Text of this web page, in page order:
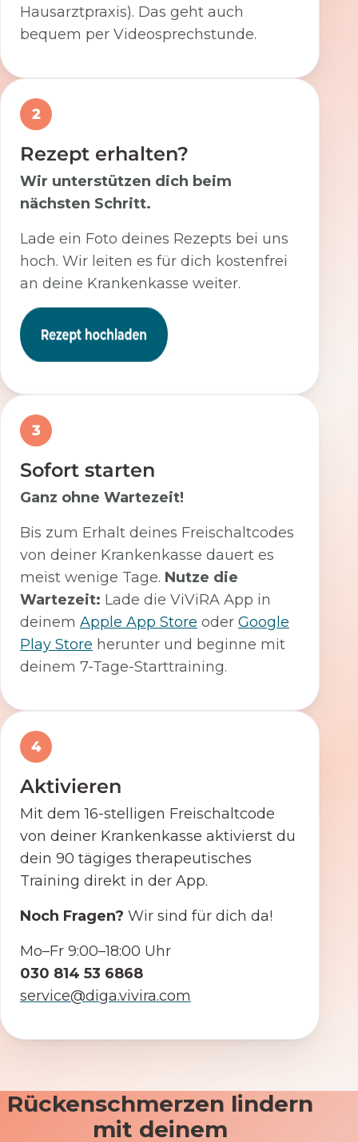
Hausarztpraxis). Das geht auch
bequem per Videosprechstunde.
2
Rezept erhalten?
Wir unterstützen dich beim
nächsten Schritt.
Lade ein Foto deines Rezepts bei uns
hoch. Wir leiten es für dich kostenfrei
an deine Krankenkasse weiter.
3
Sofort starten
Ganz ohne Wartezeit!
Bis zum Erhalt deines Freischaltcodes
von deiner Krankenkasse dauert es
meist wenige Tage. Nutze die
Wartezeit: Lade die ViViRA App in
deinem Apple App Store oder Google
Play Store herunter und beginne mit
deinem 7-Tage-Starttraining.
4
Aktivieren
Mit dem 16-stelligen Freischaltcode
von deiner Krankenkasse aktivierst du
dein 90 tägiges therapeutisches
Training direkt in der App.
Noch Fragen? Wir sind für dich da!
Mo–Fr 9:00–18:00 Uhr
030 814 53 6868
service@diga.vivira.com
Rückenschmerzen lindern
mit deinem